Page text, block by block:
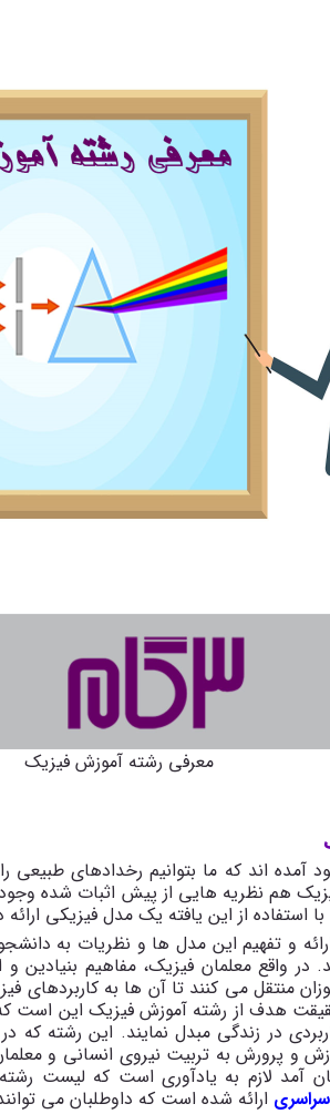
معرفی رشته آموزش فیزیک
آمده اند که ما بتوانیم رخدادهای
هم نظریه هایی از پیش اثبات شده
استفاده از این یافته یک مدل فیزیکی
و تفهیم این مدل ها و نظریات به
واقع معلمان فیزیک، مفاهیم بنیادین
منتقل می کنند تا آن ها به کاربردهای
هدف از رشته آموزش فیزیک این است
در زندگی مبدل نمایند. این رشته که در
پرورش به تربیت نیروی انسانی و
آمد لازم به یادآوری است که لیست
ارائه شده است که داوطلبان می